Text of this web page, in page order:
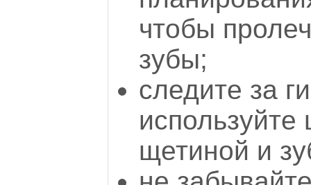
чтобы
зубы;
следите за
используйте
щетиной и